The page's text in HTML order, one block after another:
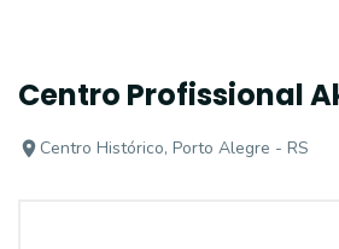
Centro Profissional
Centro Histórico, Porto Alegre - RS